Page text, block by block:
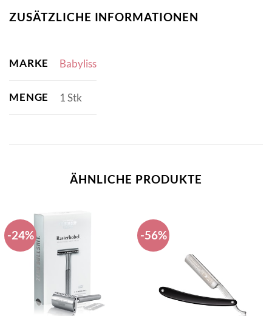
ZUSÄTZLICHE INFORMATIONEN
MARKE Babyliss
MENGE 1 Stk
ÄHNLICHE PRODUKTE
-24% -56%